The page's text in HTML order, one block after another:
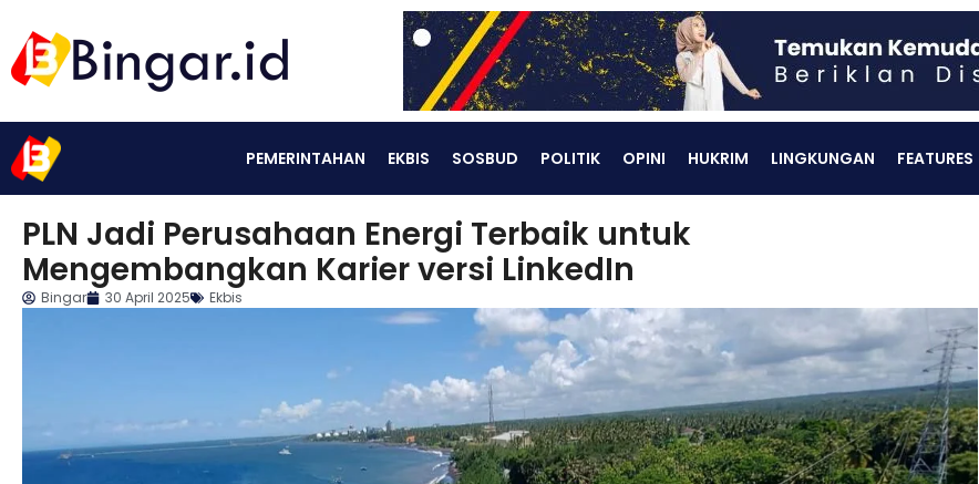
PEMERINTAHAN EKBIS SOSBUD POLITIK OPINI HUKRIM LINGKUNGAN FEATURES
PLN Jadi Perusahaan Energi Terbaik untuk
Mengembangkan Karier versi LinkedIn
Bingar 30 April 2025 Ekbis